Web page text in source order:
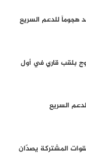
هجوماً للدعم السريع
بلقب قاري في أول
السريع
المشتركة يصدّان